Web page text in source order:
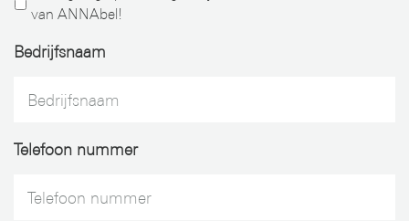
van ANNAbel!
Bedrijfsnaam
Telefoon nummer